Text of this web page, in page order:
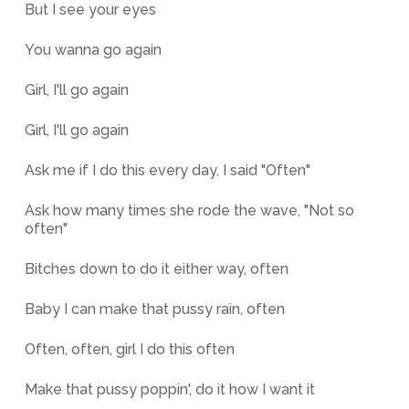
But I see your eyes
You wanna go again
Girl, I'll go again
Girl, I'll go again
Ask me if I do this every day, I said "Often"
Ask how many times she rode the wave, "Not so
often"
Bitches down to do it either way, often
Baby I can make that pussy rain, often
Often, often, girl I do this often
Make that pussy poppin', do it how I want it